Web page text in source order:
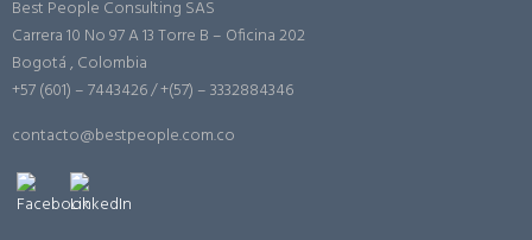
Best People Consulting SAS
Carrera 10 No 97 A 13 Torre B – Oficina 202
Bogotá , Colombia
+57 (601) – 7443426 / +(57) – 3332884346
contacto@bestpeople.com.co